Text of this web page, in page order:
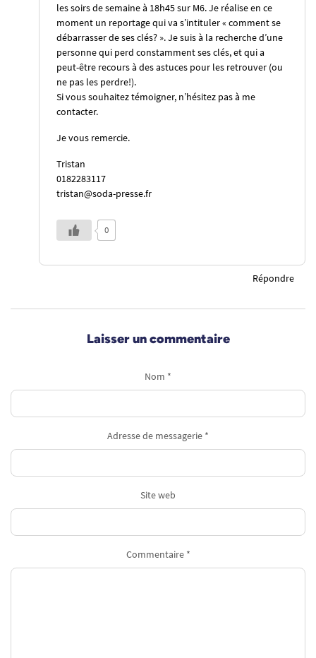
les soirs de semaine à 18h45 sur M6. Je réalise en ce
moment un reportage qui va s’intituler « comment se
débarrasser de ses clés? ». Je suis à la recherche d’une
personne qui perd constamment ses clés, et qui a
peut-être recours à des astuces pour les retrouver (ou
ne pas les perdre!).
Si vous souhaitez témoigner, n’hésitez pas à me
contacter.
Je vous remercie.
Tristan
0182283117
tristan@soda-presse.fr
0
Répondre
Laisser un commentaire
Nom *
Adresse de messagerie *
Site web
Commentaire *